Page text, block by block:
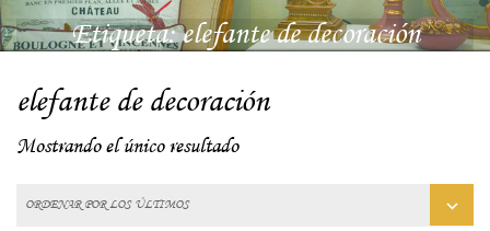
Etiqueta:elefante de decoración
elefante de decoración
Mostrando el único resultado